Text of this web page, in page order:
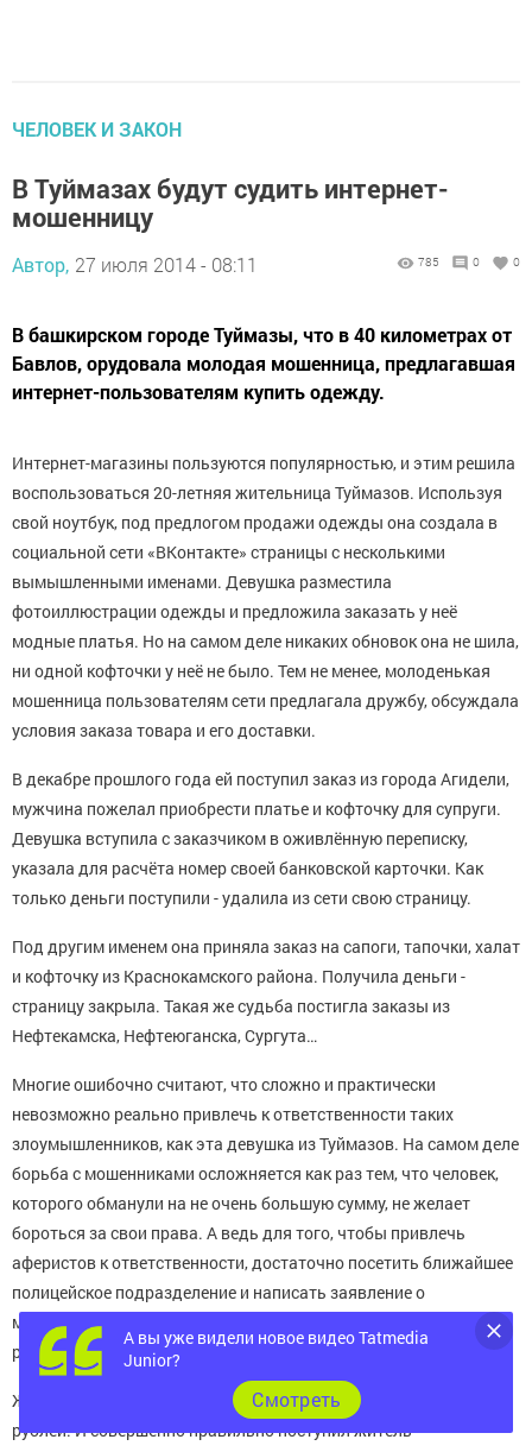
ЧЕЛОВЕК И ЗАКОН
В Туймазах будут судить интернет-
мошенницу
Автор, 27 июля 2014 - 08:11 785 0 0
В башкирском городе Туймазы, что в 40 километрах от
Бавлов, орудовала молодая мошенница, предлагавшая
интернет-пользователям купить одежду.
Интернет-магазины пользуются популярностью, и этим решила
воспользоваться 20-летняя жительница Туймазов. Используя
свой ноутбук, под предлогом продажи одежды она создала в
социальной сети «ВКонтакте» страницы с несколькими
вымышленными именами. Девушка разместила
фотоиллюстрации одежды и предложила заказать у неё
модные платья. Но на самом деле никаких обновок она не шила,
ни одной кофточки у неё не было. Тем не менее, молоденькая
мошенница пользователям сети предлагала дружбу, обсуждала
условия заказа товара и его доставки.
В декабре прошлого года ей поступил заказ из города Агидели,
мужчина пожелал приобрести платье и кофточку для супруги.
Девушка вступила с заказчиком в оживлённую переписку,
указала для расчёта номер своей банковской карточки. Как
только деньги поступили - удалила из сети свою страницу.
Под другим именем она приняла заказ на сапоги, тапочки, халат
и кофточку из Краснокамского района. Получила деньги -
страницу закрыла. Такая же судьба постигла заказы из
Нефтекамска, Нефтеюганска, Сургута…
Многие ошибочно считают, что сложно и практически
невозможно реально привлечь к ответственности таких
злоумышленников, как эта девушка из Туймазов. На самом деле
борьба с мошенниками осложняется как раз тем, что человек,
которого обманули на не очень большую сумму, не желает
бороться за свои права. А ведь для того, чтобы привлечь
аферистов к ответственности, достаточно посетить ближайшее
полицейское подразделение и написать заявление о
мошенничестве. Дальше правоохранительные органы сами
разберутся и установят виновных.
Жертвы туймазинской мошенницы потеряли от 1200 до 3500
рублей. И совершенно правильно поступил житель
А вы уже видели новое видео Tatmedia
Junior?
Cмотреть